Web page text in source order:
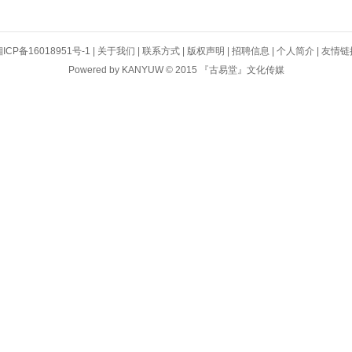
ICP备16018951号-1 关于我们 联系方式| 版权声明 招聘信息 个人简介| 友情链
Powered by KANYUW© 2015 『古易堂』文化传媒